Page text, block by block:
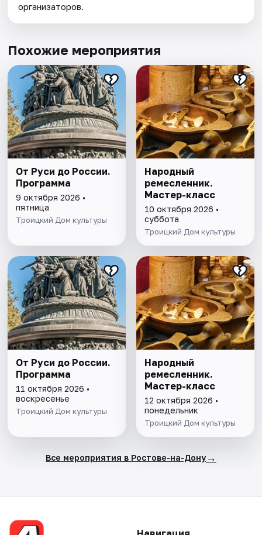
организаторов.
Похожие мероприятия
От Руси до России.
Программа
9 октября 2026 •
пятница
Троицкий Дом культуры
Народный
ремесленник.
Мастер-класс
10 октября 2026 •
суббота
Троицкий Дом культуры
От Руси до России.
Программа
11 октября 2026 •
воскресенье
Троицкий Дом культуры
Народный
ремесленник.
Мастер-класс
12 октября 2026 •
понедельник
Троицкий Дом культуры
Все мероприятия в Ростове-на-Дону→